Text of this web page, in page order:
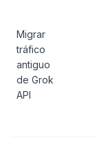
Migrar
tráfico
antiguo
de Grok
API